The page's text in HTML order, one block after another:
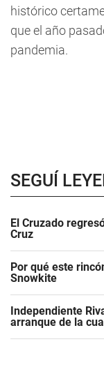
histórico
que el año
pandemia.
SEGUÍ
El Cruzado
Cruz
Por qué este
Snowkite
Independiente
arranque de la